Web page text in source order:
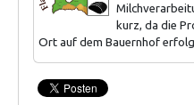
kurz, da die
Ort auf dem Bauernhof